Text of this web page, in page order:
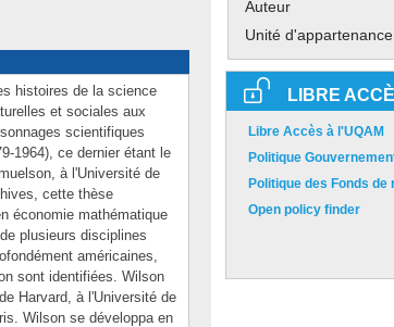
histoires de la science
et sociales aux
scientifiques
1964), ce dernier étant le
à l'Université de
cette thèse
économie mathématique
plusieurs disciplines
américaines,
sont identifiées. Wilson
Harvard, à l'Université de
Wilson se développa en
Auteur
Unité d'appartenance
LIBRE
Libre Accès à l'UQAM
Politique
Politique des Fonds
Open policy finder